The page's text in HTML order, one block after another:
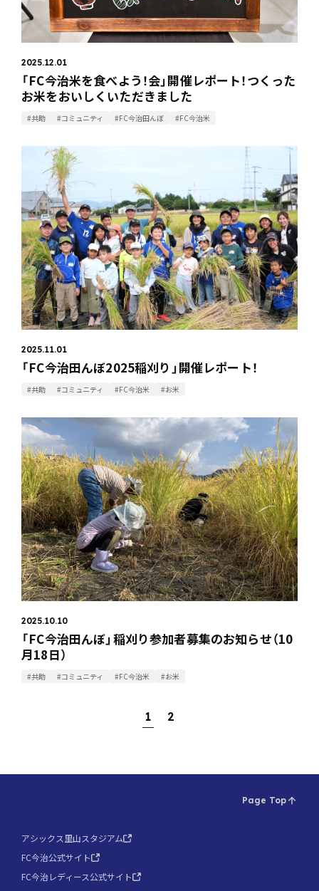
2025.12.01
「FC今治米を食べよう！会」開催レポート！つくった
お米をおいしくいただきました
#共助 #コミュニティ #FC今治田んぼ #FC今治米
2025.11.01
「FC今治田んぼ2025稲刈り」開催レポート！
#共助 #コミュニティ #FC今治米 #お米
2025.10.10
「FC今治田んぼ」稲刈り参加者募集のお知らせ（10
月18日）
#共助 #コミュニティ #FC今治米 #お米
1 2
Page Top
アシックス里山スタジアム
FC今治公式サイト
FC今治レディース公式サイト